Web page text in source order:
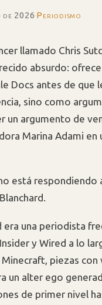
de 2026·Periodismo
llamado Chris
absurdo:
Docs antes de que
sino como
un argumento de
Marina Adami
está respondiendo
era una periodista
y Wired a lo
piezas
un alter ego
de primer nivel